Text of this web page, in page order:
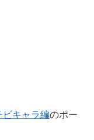
ビキャラ編のポー